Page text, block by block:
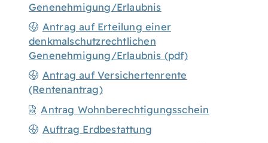
Genenehmigung/Erlaubnis
Antrag auf Erteilung einer
denkmalschutzrechtlichen
Genenehmigung/Erlaubnis (pdf)
Antrag auf Versichertenrente
(Rentenantrag)
Antrag Wohnberechtigungsschein
Auftrag Erdbestattung